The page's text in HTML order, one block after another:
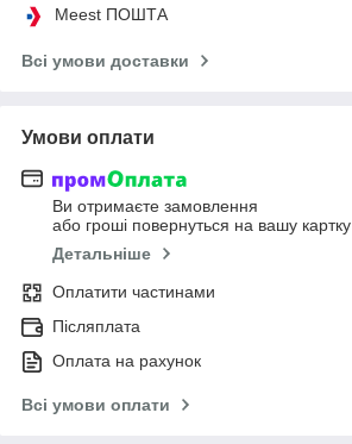
Meest ПОШТА
Всі умови доставки
Умови оплати
Ви отримаєте замовлення
або гроші повернуться на вашу картку
Детальніше
Оплатити частинами
Післяплата
Оплата на рахунок
Всі умови оплати